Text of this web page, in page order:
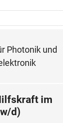
Photonik und
im
d)